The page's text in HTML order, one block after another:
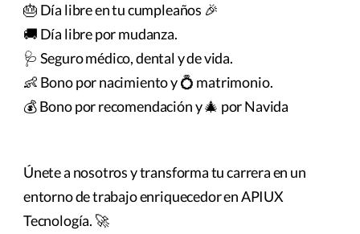
🎂 Día libre en tu cumpleaños 🎉
🚚 Día libre por mudanza.
🩺 Seguro médico, dental y de vida.
👶 Bono por nacimiento y 💍 matrimonio.
💰 Bono por recomendación y 🎄 por Navida
Únete a nosotros y transforma tu carrera en un
entorno de trabajo enriquecedor en APIUX
Tecnología. 🚀